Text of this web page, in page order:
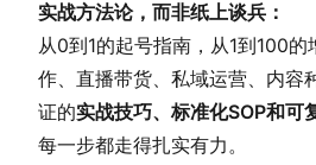
实战方法论，而非纸上谈兵：
从0到1的起号指南，从1到100的
作、直播带货、私域运营、内
证的实战技巧、标准化SOP和可
每一步都走得扎实有力。